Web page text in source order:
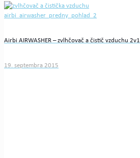
Airbi AIRWASHER – zvlhčovač a čistič vzduchu 2v1
19. septembra 2015